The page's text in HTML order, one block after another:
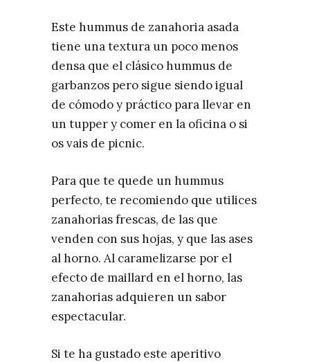
Este hummus de zanahoria asada
tiene una textura un poco menos
densa que el clásico hummus de
garbanzos pero sigue siendo igual
de cómodo y práctico para llevar en
un tupper y comer en la oficina o si
os vais de picnic.
Para que te quede un hummus
perfecto, te recomiendo que utilices
zanahorias frescas, de las que
venden con sus hojas, y que las ases
al horno. Al caramelizarse por el
efecto de maillard en el horno, las
zanahorias adquieren un sabor
espectacular.
Si te ha gustado este aperitivo